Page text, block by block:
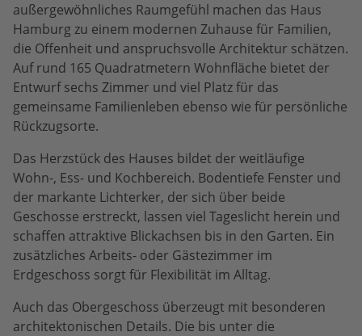
außergewöhnliches Raumgefühl machen das Haus
Hamburg zu einem modernen Zuhause für Familien,
die Offenheit und anspruchsvolle Architektur schätzen.
Auf rund 165 Quadratmetern Wohnfläche bietet der
Entwurf sechs Zimmer und viel Platz für das
gemeinsame Familienleben ebenso wie für persönliche
Rückzugsorte.
Das Herzstück des Hauses bildet der weitläufige
Wohn-, Ess- und Kochbereich. Bodentiefe Fenster und
der markante Lichterker, der sich über beide
Geschosse erstreckt, lassen viel Tageslicht herein und
schaffen attraktive Blickachsen bis in den Garten. Ein
zusätzliches Arbeits- oder Gästezimmer im
Erdgeschoss sorgt für Flexibilität im Alltag.
Auch das Obergeschoss überzeugt mit besonderen
architektonischen Details. Die bis unter die